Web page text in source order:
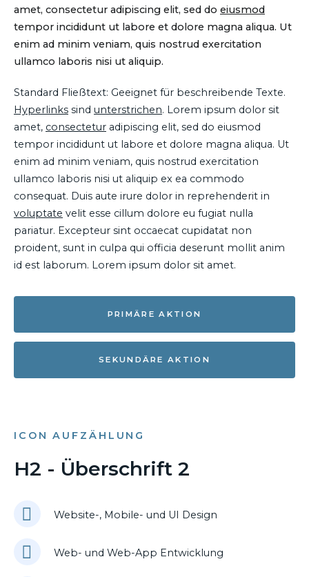
amet, consectetur adipiscing elit, sed do eiusmod
tempor incididunt ut labore et dolore magna aliqua. Ut
enim ad minim veniam, quis nostrud exercitation
ullamco laboris nisi ut aliquip.
Standard Fließtext: Geeignet für beschreibende Texte.
Hyperlinks sind unterstrichen. Lorem ipsum dolor sit
amet, consectetur adipiscing elit, sed do eiusmod
tempor incididunt ut labore et dolore magna aliqua. Ut
enim ad minim veniam, quis nostrud exercitation
ullamco laboris nisi ut aliquip ex ea commodo
consequat. Duis aute irure dolor in reprehenderit in
voluptate velit esse cillum dolore eu fugiat nulla
pariatur. Excepteur sint occaecat cupidatat non
proident, sunt in culpa qui officia deserunt mollit anim
id est laborum. Lorem ipsum dolor sit amet.
PRIMÄRE AKTION
SEKUNDÄRE AKTION
ICON AUFZÄHLUNG
H2 - Überschrift 2
Website-, Mobile- und UI Design
Web- und Web-App Entwicklung